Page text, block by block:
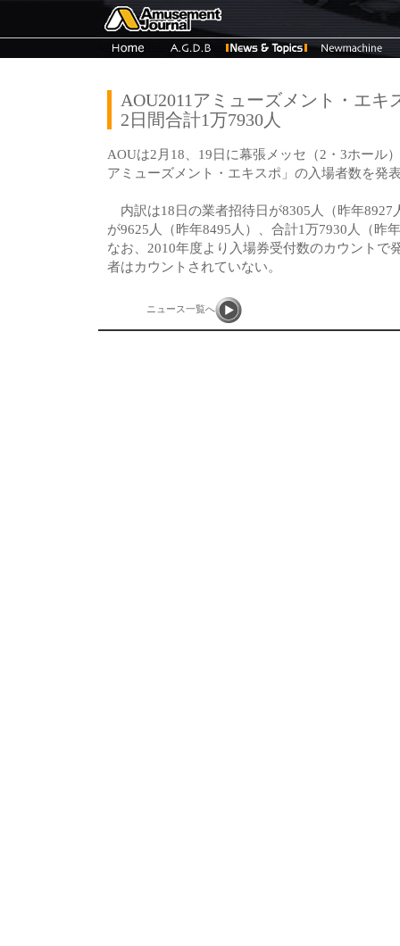
AOU2011アミューズメント・エキ
2日間合計1万7930人
AOUは2月18、19日に幕張メッセ（2・3ホール
アミューズメント・エキスポ」の入場者数を発
内訳は18日の業者招待日が8305人（昨年8927
が9625人（昨年8495人）、合計1万7930人（昨
なお、2010年度より入場券受付数のカウントで
者はカウントされていない。
ニュース一覧へ